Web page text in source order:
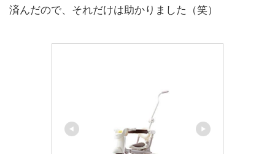
済んだので、それだけは助かりました（笑）